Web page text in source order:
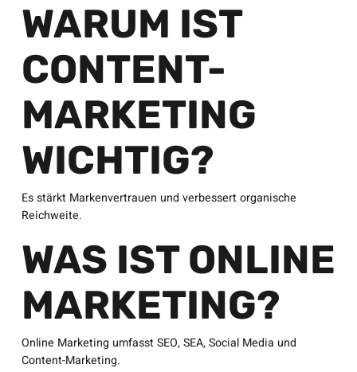
WARUM IST
CONTENT-
MARKETING
WICHTIG?
Es stärkt Markenvertrauen und verbessert organische
Reichweite.
WAS IST ONLINE
MARKETING?
Online Marketing umfasst SEO, SEA, Social Media und
Content-Marketing.